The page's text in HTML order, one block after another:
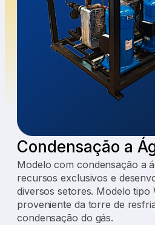
Condensação a
Modelo com condensação a
recursos exclusivos e
diversos setores. Modelo tipo
proveniente da torre de
condensação do gás.